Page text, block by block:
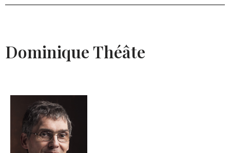
Dominique Théâte